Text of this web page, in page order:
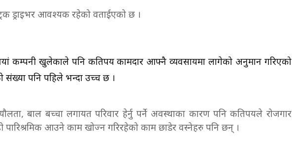
ड्राइभर आवश्यक रहेको वताईएको छ ।
कम्पनी खुलेकाले पनि कतिपय कामदार आफ्नै व्यवसायमा लागेको अनुमान गरिएको
पनि पहिले भन्दा उच्च छ ।
बाल बच्चा लगायत परिवार हेर्नु पर्ने अवस्थाका कारण पनि कतिपयले रोजगार
पारिश्रमिक आउने काम खोज्न गरिरहेको काम छाडेर वस्नेहरु पनि छन् ।